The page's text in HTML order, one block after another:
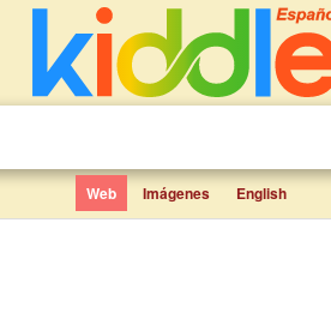
Web Imágenes English